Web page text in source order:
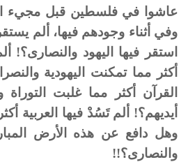
عاشوا في فلسطين قبل مجيء
وفي أثناء وجودهم فيها، ألم
استقر فيها اليهود والنصارى؟!
أكثر مما تمكنت اليهودية
القرآن أكثر مما غلبت التوراة
أيديهم؟! ألم تَسُدْ فيها العربية
وهل دافع عن هذه الأرض
والنصارى؟!!